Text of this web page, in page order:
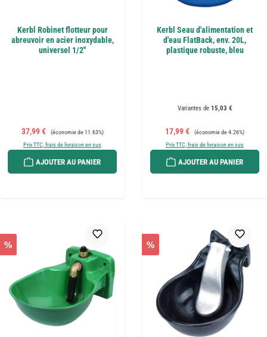
Kerbl Robinet flotteur pour
abreuvoir en acier inoxydable,
universel 1/2''
Prix de vente :
37,99 € Prix régulier :
(économie de 11.63%)
Prix TTC, frais de livraison en sus
AJOUTER AU PANIER
Kerbl Seau d'alimentation et
d'eau FlatBack, env. 20L,
plastique robuste, bleu
Variantes de15,03 €
Prix de vente :
17,99 € Prix régulier :
(économie de 4.26%)
Prix TTC, frais de livraison en sus
AJOUTER AU PANIER
% %